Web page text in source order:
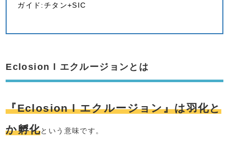
ガイド:チタン+SIC
Eclosion l エクルージョンとは
『Eclosion l エクルージョン』は羽化と
か孵化という意味です。